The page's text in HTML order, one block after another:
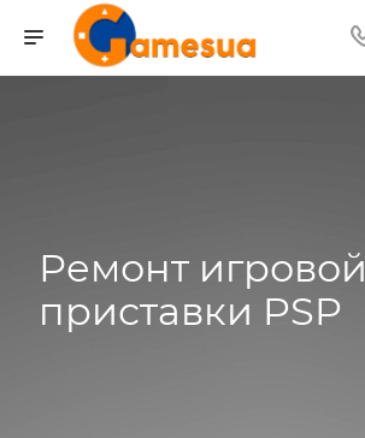
Ремонт игровой
приставки PSP